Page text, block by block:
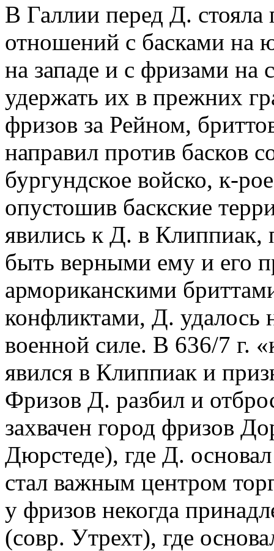
В Галлии перед Д. стояла
отношений с басками на
на западе и с фризами на
удержать их в прежних
фризов за Рейном,
направил против басков
бургундское войско, к-
опустошив баскские
явились к Д. в Клиппиак,
быть верными ему и его
армориканскими
конфликтами, Д. удалось
военной силе. В 636/7 г.
явился в Клиппиак и
Фризов Д. разбил и
захвачен город фризов
Дюрстеде), где Д.
стал важным центром
у фризов некогда
(совр. Утрехт), где